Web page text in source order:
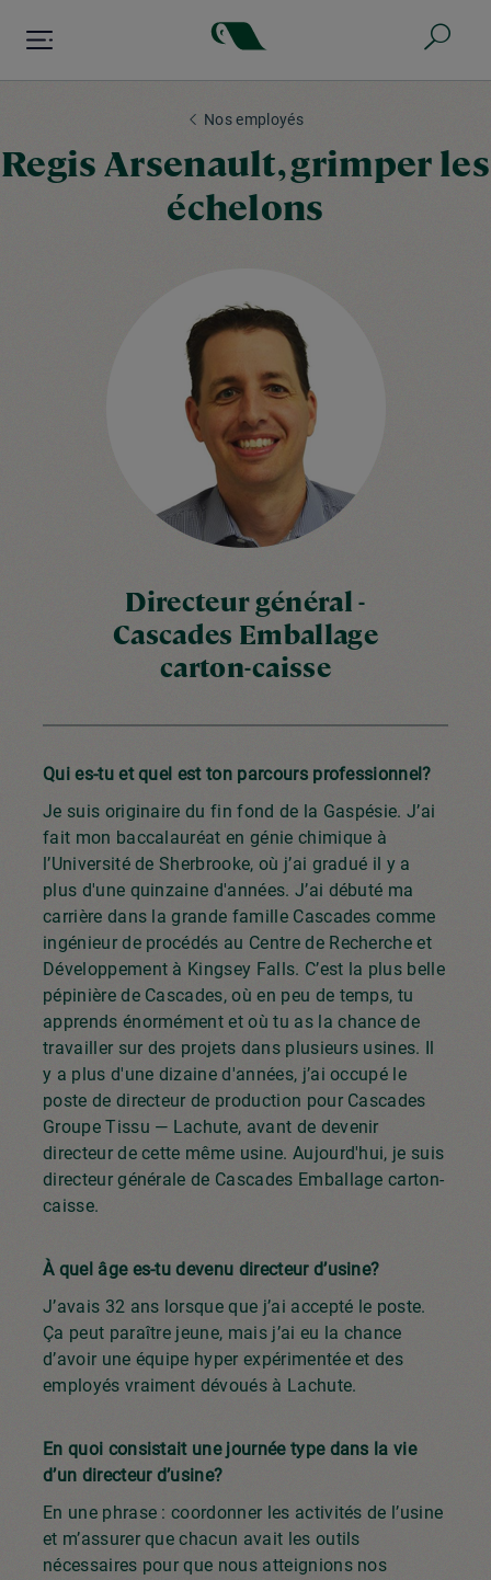
Nos employés
Regis Arsenault, grimper les
échelons
Directeur général -
Cascades Emballage
carton-caisse
Qui es-tu et quel est ton parcours professionnel?
Je suis originaire du fin fond de la Gaspésie. J’ai
fait mon baccalauréat en génie chimique à
l’Université de Sherbrooke, où j’ai gradué il y a
plus d'une quinzaine d'années. J’ai débuté ma
carrière dans la grande famille Cascades comme
ingénieur de procédés au Centre de Recherche et
Développement à Kingsey Falls. C’est la plus belle
pépinière de Cascades, où en peu de temps, tu
apprends énormément et où tu as la chance de
travailler sur des projets dans plusieurs usines. Il
y a plus d'une dizaine d'années, j’ai occupé le
poste de directeur de production pour Cascades
Groupe Tissu — Lachute, avant de devenir
directeur de cette même usine. Aujourd'hui, je suis
directeur générale de Cascades Emballage carton-
caisse.
À quel âge es-tu devenu directeur d’usine?
J’avais 32 ans lorsque que j’ai accepté le poste.
Ça peut paraître jeune, mais j’ai eu la chance
d’avoir une équipe hyper expérimentée et des
employés vraiment dévoués à Lachute.
En quoi consistait une journée type dans la vie
d’un directeur d’usine?
En une phrase : coordonner les activités de l’usine
et m’assurer que chacun avait les outils
nécessaires pour que nous atteignions nos